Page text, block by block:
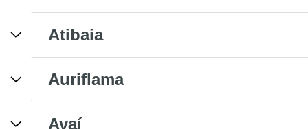
Atibaia
Auriflama
Avaí